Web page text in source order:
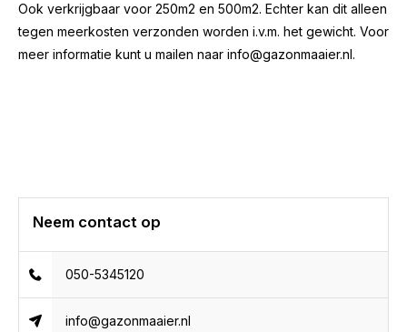
Ook verkrijgbaar voor 250m2 en 500m2. Echter kan dit alleen
tegen meerkosten verzonden worden i.v.m. het gewicht. Voor
meer informatie kunt u mailen naar info@gazonmaaier.nl.
Neem contact op
050-5345120
info@gazonmaaier.nl